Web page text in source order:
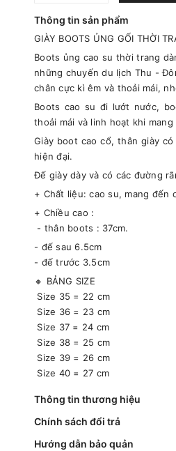
Thông tin sản phẩm
GIÀY BOOTS ỦNG GỐI THỜI
Boots ủng cao su thời trang
những chuyến du lịch Thu -
chân cực kì êm và thoải mái,
Boots cao su đi lướt nước,
thoải mái và linh hoạt khi mang
Giày boot cao cổ, thân giày
hiện đại.
Đế giày dày và có các đường
+ Chất liệu: cao su, mang đến
+ Chiều cao :
- thân boots : 37cm.
- đế sau 6.5cm
- đế trước 3.5cm
🔸 BẢNG SIZE
Size 35 = 22 cm
Size 36 = 23 cm
Size 37 = 24 cm
Size 38 = 25 cm
Size 39 = 26 cm
Size 40 = 27 cm
Thông tin thương hiệu
Chính sách đổi trả
Hướng dẫn bảo quản